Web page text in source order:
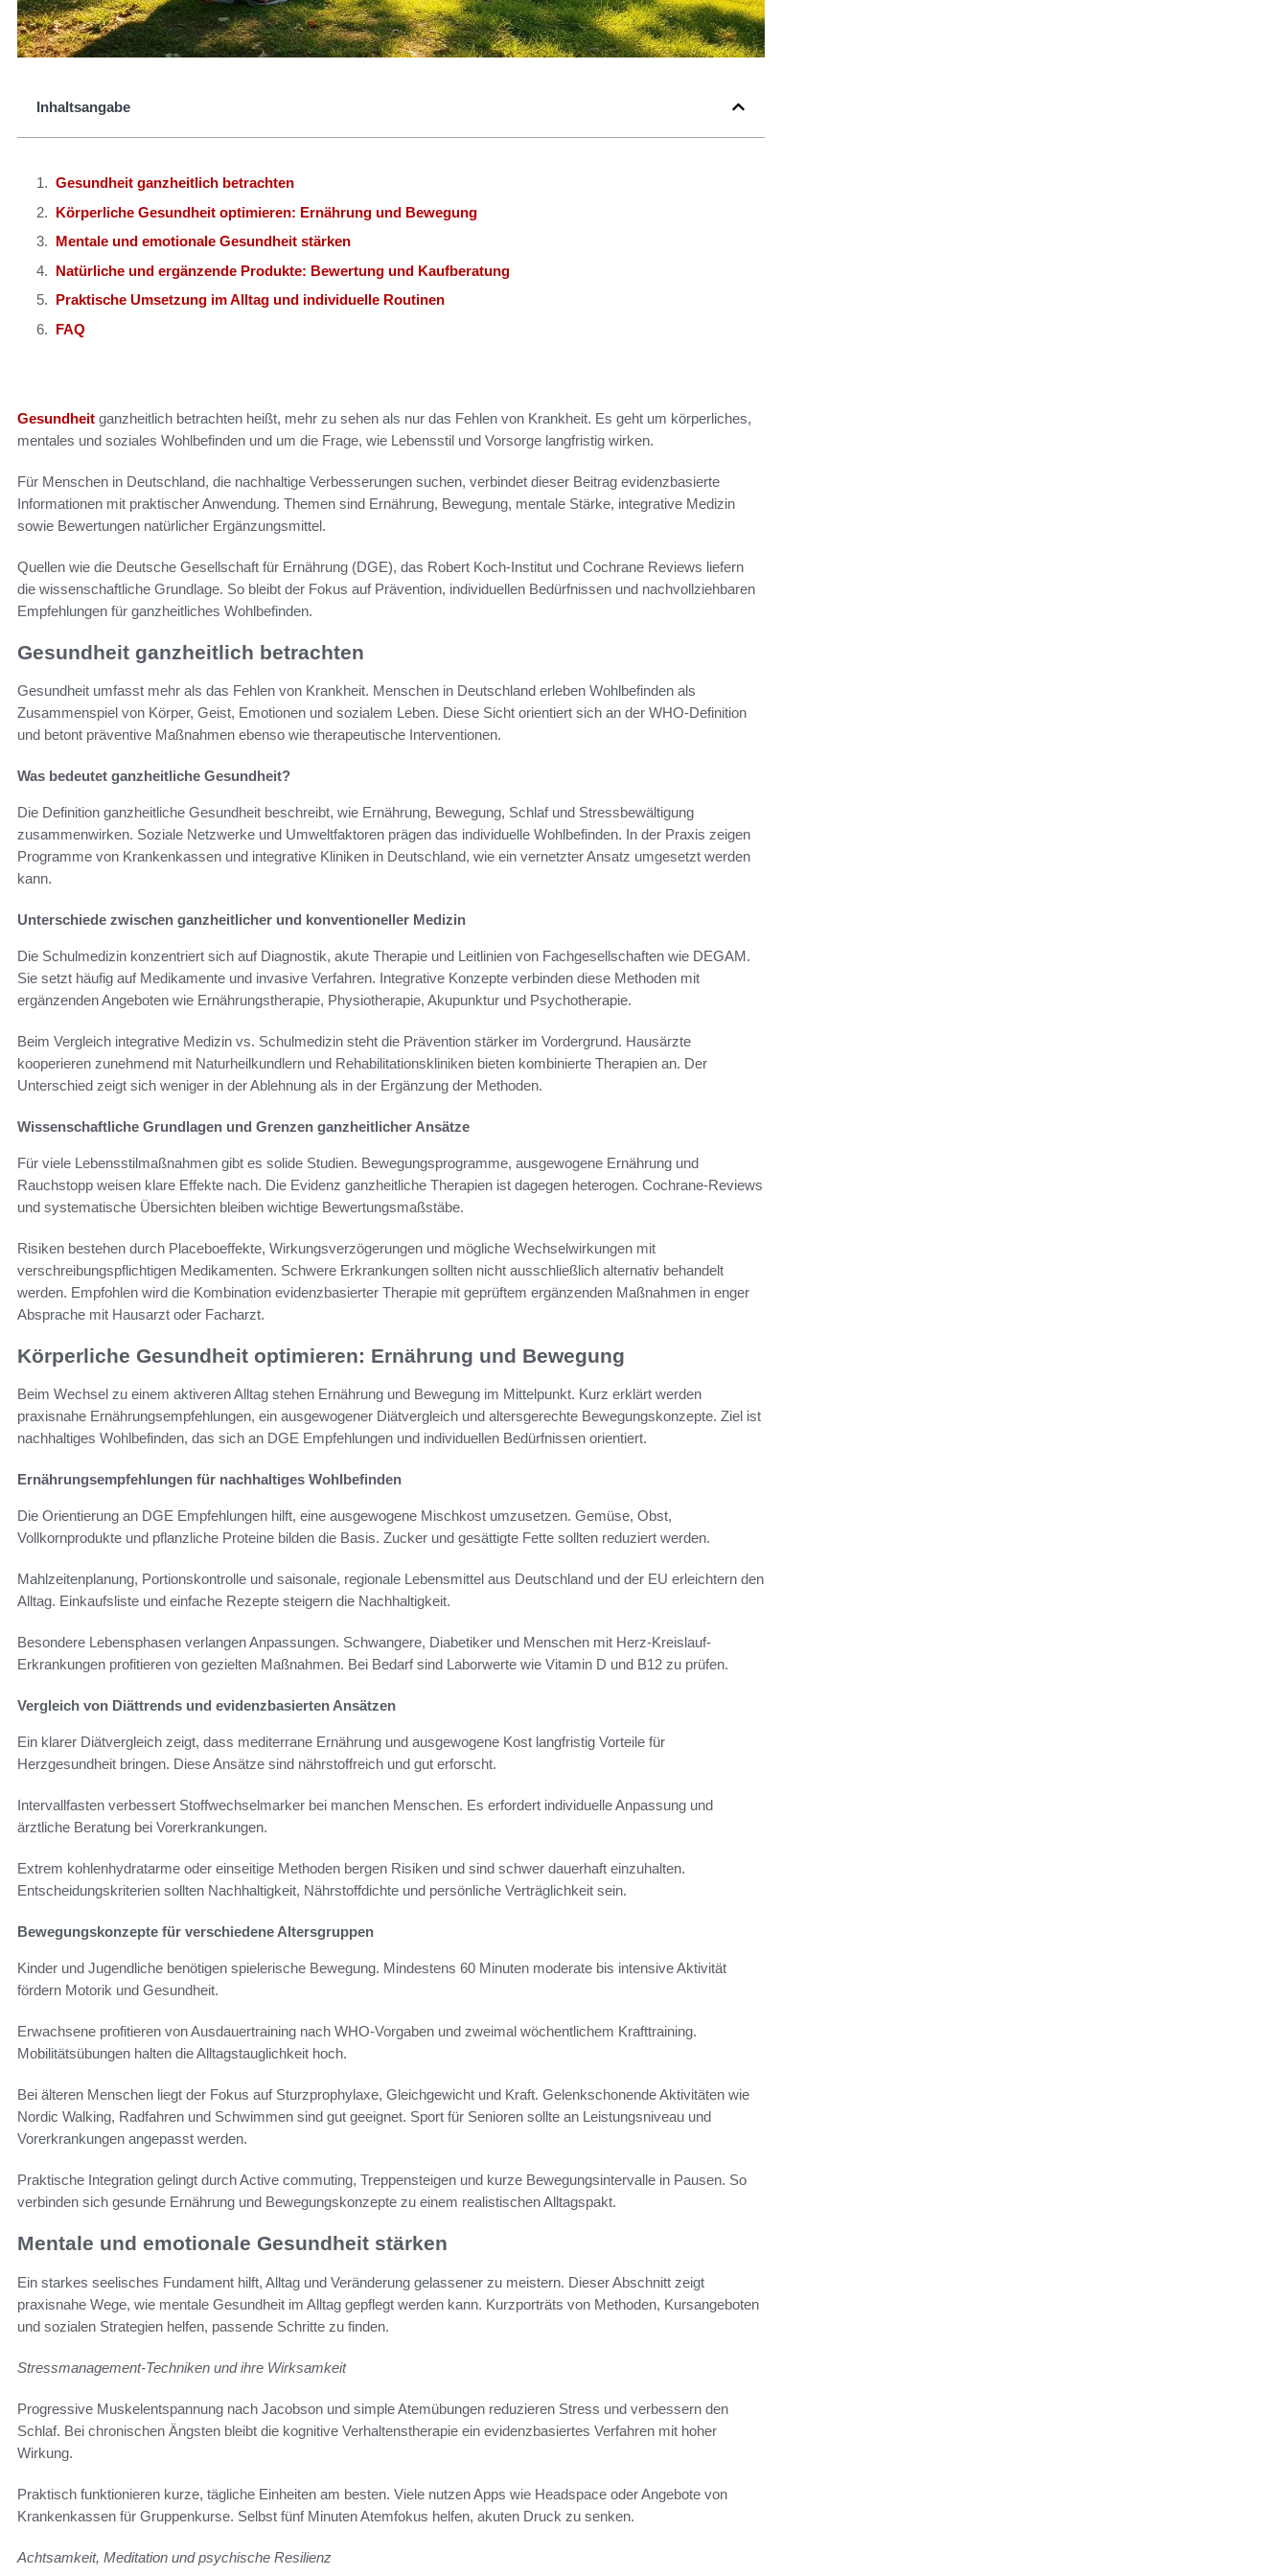
Inhaltsangabe
Gesundheit ganzheitlich betrachten
Körperliche Gesundheit optimieren: Ernährung und Bewegung
Mentale und emotionale Gesundheit stärken
Natürliche und ergänzende Produkte: Bewertung und Kaufberatung
Praktische Umsetzung im Alltag und individuelle Routinen
FAQ
Gesundheit ganzheitlich betrachten heißt, mehr zu sehen als nur das Fehlen von Krankheit. Es geht um körperliches,
mentales und soziales Wohlbefinden und um die Frage, wie Lebensstil und Vorsorge langfristig wirken.
Für Menschen in Deutschland, die nachhaltige Verbesserungen suchen, verbindet dieser Beitrag evidenzbasierte
Informationen mit praktischer Anwendung. Themen sind Ernährung, Bewegung, mentale Stärke, integrative Medizin
sowie Bewertungen natürlicher Ergänzungsmittel.
Quellen wie die Deutsche Gesellschaft für Ernährung (DGE), das Robert Koch-Institut und Cochrane Reviews liefern
die wissenschaftliche Grundlage. So bleibt der Fokus auf Prävention, individuellen Bedürfnissen und nachvollziehbaren
Empfehlungen für ganzheitliches Wohlbefinden.
Gesundheit ganzheitlich betrachten
Gesundheit umfasst mehr als das Fehlen von Krankheit. Menschen in Deutschland erleben Wohlbefinden als
Zusammenspiel von Körper, Geist, Emotionen und sozialem Leben. Diese Sicht orientiert sich an der WHO-Definition
und betont präventive Maßnahmen ebenso wie therapeutische Interventionen.
Was bedeutet ganzheitliche Gesundheit?
Die Definition ganzheitliche Gesundheit beschreibt, wie Ernährung, Bewegung, Schlaf und Stressbewältigung
zusammenwirken. Soziale Netzwerke und Umweltfaktoren prägen das individuelle Wohlbefinden. In der Praxis zeigen
Programme von Krankenkassen und integrative Kliniken in Deutschland, wie ein vernetzter Ansatz umgesetzt werden
kann.
Unterschiede zwischen ganzheitlicher und konventioneller Medizin
Die Schulmedizin konzentriert sich auf Diagnostik, akute Therapie und Leitlinien von Fachgesellschaften wie DEGAM.
Sie setzt häufig auf Medikamente und invasive Verfahren. Integrative Konzepte verbinden diese Methoden mit
ergänzenden Angeboten wie Ernährungstherapie, Physiotherapie, Akupunktur und Psychotherapie.
Beim Vergleich integrative Medizin vs. Schulmedizin steht die Prävention stärker im Vordergrund. Hausärzte
kooperieren zunehmend mit Naturheilkundlern und Rehabilitationskliniken bieten kombinierte Therapien an. Der
Unterschied zeigt sich weniger in der Ablehnung als in der Ergänzung der Methoden.
Wissenschaftliche Grundlagen und Grenzen ganzheitlicher Ansätze
Für viele Lebensstilmaßnahmen gibt es solide Studien. Bewegungsprogramme, ausgewogene Ernährung und
Rauchstopp weisen klare Effekte nach. Die Evidenz ganzheitliche Therapien ist dagegen heterogen. Cochrane-Reviews
und systematische Übersichten bleiben wichtige Bewertungsmaßstäbe.
Risiken bestehen durch Placeboeffekte, Wirkungsverzögerungen und mögliche Wechselwirkungen mit
verschreibungspflichtigen Medikamenten. Schwere Erkrankungen sollten nicht ausschließlich alternativ behandelt
werden. Empfohlen wird die Kombination evidenzbasierter Therapie mit geprüftem ergänzenden Maßnahmen in enger
Absprache mit Hausarzt oder Facharzt.
Körperliche Gesundheit optimieren: Ernährung und Bewegung
Beim Wechsel zu einem aktiveren Alltag stehen Ernährung und Bewegung im Mittelpunkt. Kurz erklärt werden
praxisnahe Ernährungsempfehlungen, ein ausgewogener Diätvergleich und altersgerechte Bewegungskonzepte. Ziel ist
nachhaltiges Wohlbefinden, das sich an DGE Empfehlungen und individuellen Bedürfnissen orientiert.
Ernährungsempfehlungen für nachhaltiges Wohlbefinden
Die Orientierung an DGE Empfehlungen hilft, eine ausgewogene Mischkost umzusetzen. Gemüse, Obst,
Vollkornprodukte und pflanzliche Proteine bilden die Basis. Zucker und gesättigte Fette sollten reduziert werden.
Mahlzeitenplanung, Portionskontrolle und saisonale, regionale Lebensmittel aus Deutschland und der EU erleichtern den
Alltag. Einkaufsliste und einfache Rezepte steigern die Nachhaltigkeit.
Besondere Lebensphasen verlangen Anpassungen. Schwangere, Diabetiker und Menschen mit Herz-Kreislauf-
Erkrankungen profitieren von gezielten Maßnahmen. Bei Bedarf sind Laborwerte wie Vitamin D und B12 zu prüfen.
Vergleich von Diättrends und evidenzbasierten Ansätzen
Ein klarer Diätvergleich zeigt, dass mediterrane Ernährung und ausgewogene Kost langfristig Vorteile für
Herzgesundheit bringen. Diese Ansätze sind nährstoffreich und gut erforscht.
Intervallfasten verbessert Stoffwechselmarker bei manchen Menschen. Es erfordert individuelle Anpassung und
ärztliche Beratung bei Vorerkrankungen.
Extrem kohlenhydratarme oder einseitige Methoden bergen Risiken und sind schwer dauerhaft einzuhalten.
Entscheidungskriterien sollten Nachhaltigkeit, Nährstoffdichte und persönliche Verträglichkeit sein.
Bewegungskonzepte für verschiedene Altersgruppen
Kinder und Jugendliche benötigen spielerische Bewegung. Mindestens 60 Minuten moderate bis intensive Aktivität
fördern Motorik und Gesundheit.
Erwachsene profitieren von Ausdauertraining nach WHO-Vorgaben und zweimal wöchentlichem Krafttraining.
Mobilitätsübungen halten die Alltagstauglichkeit hoch.
Bei älteren Menschen liegt der Fokus auf Sturzprophylaxe, Gleichgewicht und Kraft. Gelenkschonende Aktivitäten wie
Nordic Walking, Radfahren und Schwimmen sind gut geeignet. Sport für Senioren sollte an Leistungsniveau und
Vorerkrankungen angepasst werden.
Praktische Integration gelingt durch Active commuting, Treppensteigen und kurze Bewegungsintervalle in Pausen. So
verbinden sich gesunde Ernährung und Bewegungskonzepte zu einem realistischen Alltagspakt.
Mentale und emotionale Gesundheit stärken
Ein starkes seelisches Fundament hilft, Alltag und Veränderung gelassener zu meistern. Dieser Abschnitt zeigt
praxisnahe Wege, wie mentale Gesundheit im Alltag gepflegt werden kann. Kurzporträts von Methoden, Kursangeboten
und sozialen Strategien helfen, passende Schritte zu finden.
Stressmanagement-Techniken und ihre Wirksamkeit
Progressive Muskelentspannung nach Jacobson und simple Atemübungen reduzieren Stress und verbessern den
Schlaf. Bei chronischen Ängsten bleibt die kognitive Verhaltenstherapie ein evidenzbasiertes Verfahren mit hoher
Wirkung.
Praktisch funktionieren kurze, tägliche Einheiten am besten. Viele nutzen Apps wie Headspace oder Angebote von
Krankenkassen für Gruppenkurse. Selbst fünf Minuten Atemfokus helfen, akuten Druck zu senken.
Achtsamkeit, Meditation und psychische Resilienz